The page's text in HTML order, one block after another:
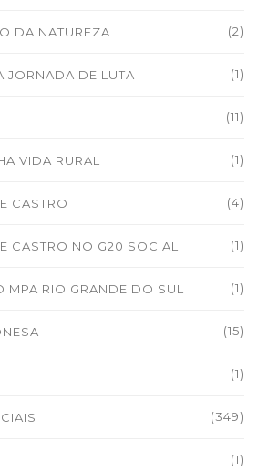
DA NATUREZA (2)
JORNADA DE LUTA (1)
(11)
VIDA RURAL (1)
CASTRO (4)
CASTRO NO G20 SOCIAL (1)
RIO GRANDE DO SUL (1)
(15)
(1)
(349)
(1)